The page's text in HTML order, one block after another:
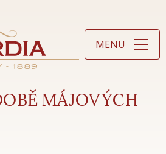
MENU
MÁJOVÝCH